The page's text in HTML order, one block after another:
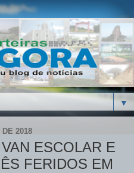
▼
DE 2018
ESCOLAR E
FERIDOS EM